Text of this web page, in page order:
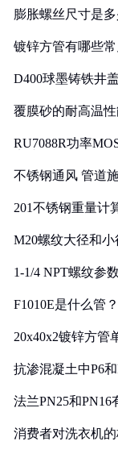
膨胀螺丝尺寸是
镀锌方管有哪些
D400球墨铸铁井
覆膜砂的耐高温
RU7088R功率
不锈钢通风 管道
201不锈钢重量计
M20螺纹大径和
1-1/4 NPT螺纹参
F1010E是什么管
20x40x2镀锌方管
抗渗混凝土中P6
法兰PN25和PN16
消费者对洗衣机